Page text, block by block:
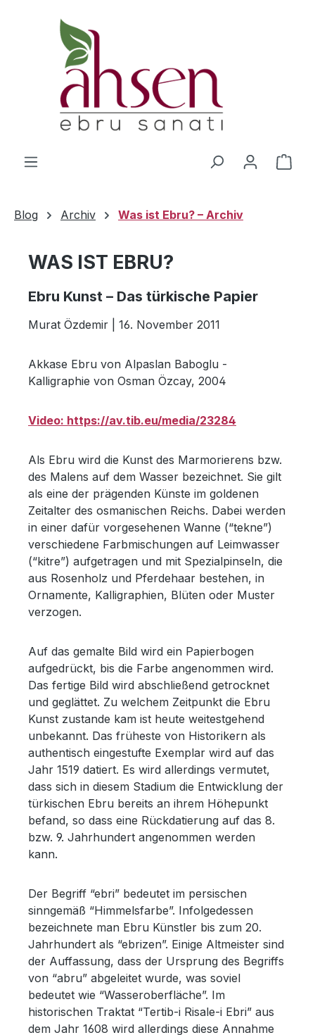
Zum Hauptinhalt springen
Blog Archiv Was ist Ebru? – Archiv
WAS IST EBRU?
Ebru Kunst – Das türkische Papier
Murat Özdemir | 16. November 2011
Akkase Ebru von Alpaslan Baboglu -
Kalligraphie von Osman Özcay, 2004
Video: https://av.tib.eu/media/23284
Als Ebru wird die Kunst des Marmorierens bzw.
des Malens auf dem Wasser bezeichnet. Sie gilt
als eine der prägenden Künste im goldenen
Zeitalter des osmanischen Reichs. Dabei werden
in einer dafür vorgesehenen Wanne (“tekne”)
verschiedene Farbmischungen auf Leimwasser
(“kitre”) aufgetragen und mit Spezialpinseln, die
aus Rosenholz und Pferdehaar bestehen, in
Ornamente, Kalligraphien, Blüten oder Muster
verzogen.
Auf das gemalte Bild wird ein Papierbogen
aufgedrückt, bis die Farbe angenommen wird.
Das fertige Bild wird abschließend getrocknet
und geglättet. Zu welchem Zeitpunkt die Ebru
Kunst zustande kam ist heute weitestgehend
unbekannt. Das früheste von Historikern als
authentisch eingestufte Exemplar wird auf das
Jahr 1519 datiert. Es wird allerdings vermutet,
dass sich in diesem Stadium die Entwicklung der
türkischen Ebru bereits an ihrem Höhepunkt
befand, so dass eine Rückdatierung auf das 8.
bzw. 9. Jahrhundert angenommen werden
kann.
Der Begriff “ebri” bedeutet im persischen
sinngemäß “Himmelsfarbe”. Infolgedessen
bezeichnete man Ebru Künstler bis zum 20.
Jahrhundert als “ebrizen”. Einige Altmeister sind
der Auffassung, dass der Ursprung des Begriffs
von “abru” abgeleitet wurde, was soviel
bedeutet wie “Wasseroberfläche”. Im
historischen Traktat “Tertib-i Risale-i Ebri” aus
dem Jahr 1608 wird allerdings diese Annahme